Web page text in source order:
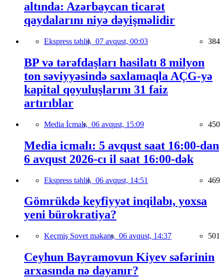
altında: Azərbaycan ticarət
qaydalarını niyə dəyişməlidir
Ekspress təhlil, 07 avqust, 00:03 384
BP və tərəfdaşları hasilatı 8 milyon
ton səviyyəsində saxlamaqla AÇG-yə
kapital qoyuluşlarını 31 faiz
artırıblar
Media İcmalı, 06 avqust, 15:09 450
Media icmalı: 5 avqust saat 16:00-dan
6 avqust 2026-cı il saat 16:00-dək
Ekspress təhlil, 06 avqust, 14:51 469
Gömrükdə keyfiyyət inqilabı, yoxsa
yeni bürokratiya?
Keçmiş Sovet məkanı, 06 avqust, 14:37 501
Ceyhun Bayramovun Kiyev səfərinin
arxasında nə dayanır?